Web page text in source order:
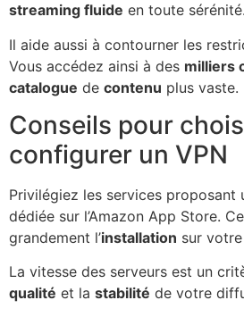
streaming fluide en toute sérénité.
Il aide aussi à contourner les
Vous accédez ainsi à des milliers
catalogue de contenu plus vaste.
Conseils pour
configurer un VPN
Privilégiez les services proposant
dédiée sur l’Amazon App Store.
grandement l’installation sur votre
La vitesse des serveurs est un
qualité et la stabilité de votre